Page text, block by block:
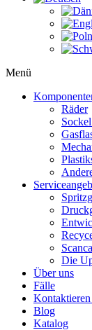
Menü
Räder
Die
Über uns
Fälle
Blog
Katalog